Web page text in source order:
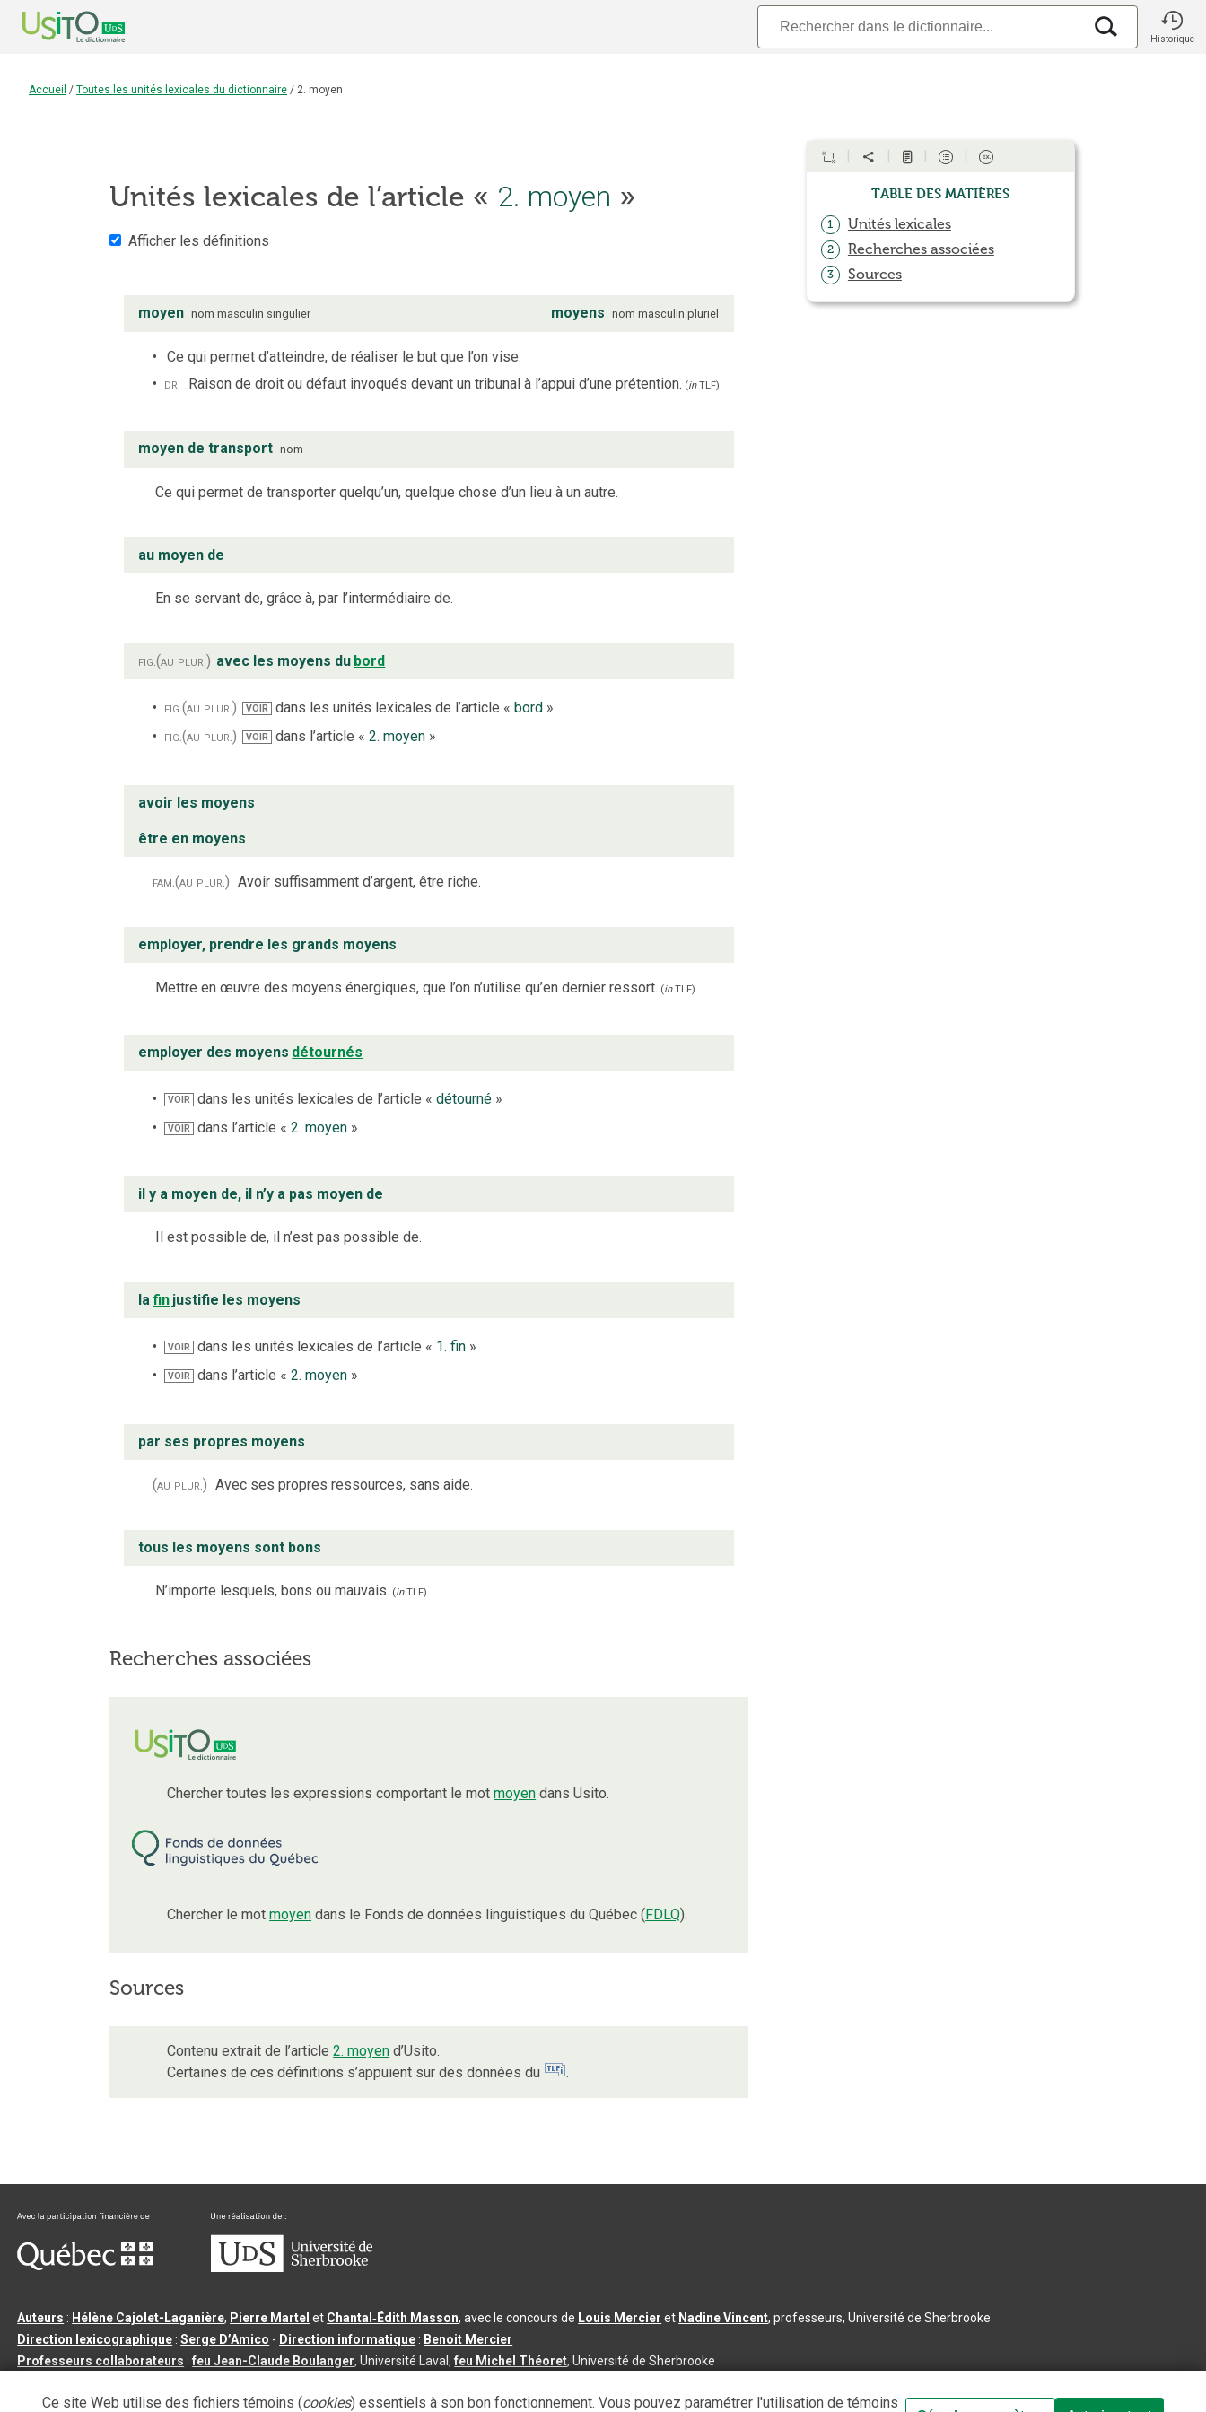
Historique
Accueil / Toutes les unités lexicales du dictionnaire / 2. moyen
Unités lexicales de l’article « 2. moyen »
Afficher les définitions
moyen nom masculin singulier moyens nom masculin pluriel
Ce qui permet d’atteindre, de réaliser le but que l’on vise.
dr. Raison de droit ou défaut invoqués devant un tribunal à l’appui d’une prétention. (inTLF)
moyen de transport nom
Ce qui permet de transporter quelqu’un, quelque chose d’un lieu à un autre.
au moyen de
En se servant de, grâce à, par l’intermédiaire de.
fig.(au plur.) avec les moyens du bord
fig.(au plur.) VOIR dans les unités lexicales de l’article «bord »
fig.(au plur.) VOIR dans l’article «2. moyen »
avoir les moyens
être en moyens
fam.(au plur.) Avoir suffisamment d’argent, être riche.
employer, prendre les grands moyens
Mettre en œuvre des moyens énergiques, que l’on n’utilise qu’en dernier ressort. (inTLF)
employer des moyens détournés
VOIR dans les unités lexicales de l’article «détourné »
VOIR dans l’article «2. moyen »
il y a moyen de, il n’y a pas moyen de
Il est possible de, il n’est pas possible de.
lafin justifie les moyens
VOIR dans les unités lexicales de l’article « 1. fin »
VOIR dans l’article «2. moyen »
par ses propres moyens
(au plur.) Avec ses propres ressources, sans aide.
tous les moyens sont bons
N’importe lesquels, bons ou mauvais. (inTLF)
Recherches associées
Chercher toutes les expressions comportant le motmoyen dans Usito.
Chercher le motmoyen dans le Fonds de données linguistiques du Québec (FDLQ).
Sources
Contenu extrait de l’article2. moyen d’Usito.
Certaines de ces définitions s’appuient sur des données du
.
Table des matières
1 Unités lexicales
2 Recherches associées
3 Sources
Auteurs : Hélène Cajolet-Laganière, Pierre Martel et Chantal‑Édith Masson, avec le concours de Louis Mercier et Nadine Vincent, professeurs, Université de Sherbrooke
Direction lexicographique :Serge D’Amico - Direction informatique : Benoit Mercier
Professeurs collaborateurs :feu Jean-Claude Boulanger, Université Laval,feu Michel Théoret, Université de Sherbrooke
Ce site Web utilise des fichiers témoins (cookies) essentiels à son bon fonctionnement. Vous pouvez paramétrer l'utilisation de témoins